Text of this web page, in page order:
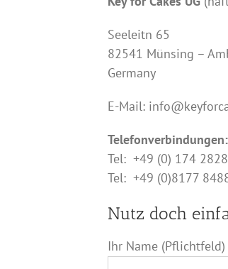
Seeleitn 65
82541 Münsing –
Germany
E-Mail:
Telefonverbindungen:
Tel: +49 (0) 174
Tel: +49 (0)8177
Nutz doch
Ihr Name (Pflichtfeld)